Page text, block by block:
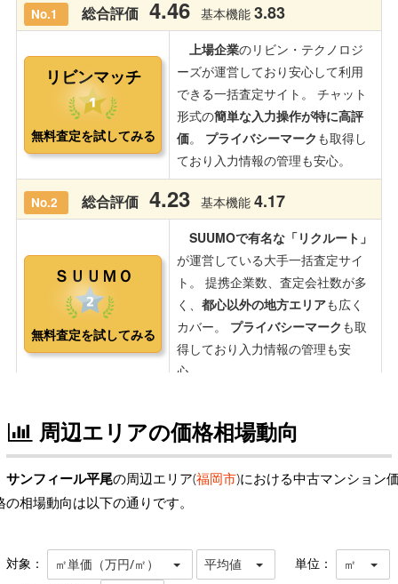
周辺エリアの価格相場動向
サンフィール平尾の周辺エリア(福岡市)における中古マンション
の相場動向は以下の通りです。
対象： ㎡単価（万円/㎡） 平均値 単位： ㎡